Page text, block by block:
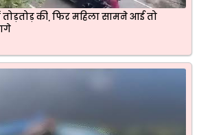
की, फिर महिला सामने आई तो